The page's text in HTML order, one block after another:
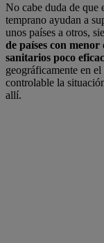
No cabe duda de que
temprano ayudan a
unos países a otros,
de países con
sanitarios poco
geográficamente en
controlable la
allí.